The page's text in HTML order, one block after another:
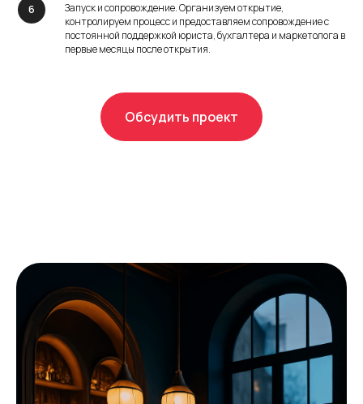
Запуск и сопровождение. Организуем открытие,
контролируем процесс и предоставляем сопровождение с
постоянной поддержкой юриста, бухгалтера и маркетолога в
первые месяцы после открытия.
Обсудить проект